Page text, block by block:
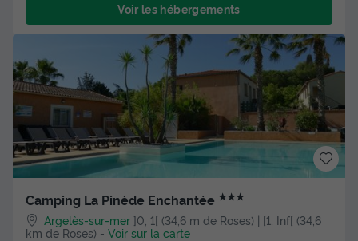
Voir les hébergements
Camping La Pinède Enchantée ★★★
Argelès-sur-mer ]0, 1[ (34,6 m de Roses) | [1, Inf[ (34,6
km de Roses) - Voir sur la carte